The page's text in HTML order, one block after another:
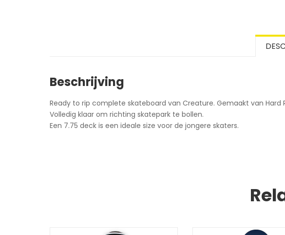
Beschrijving
Ready to rip complete skateboard van Creature. Gemaakt van
Volledig klaar om richting skatepark te bollen.
Een 7.75 deck is een ideale size voor de jongere skaters.